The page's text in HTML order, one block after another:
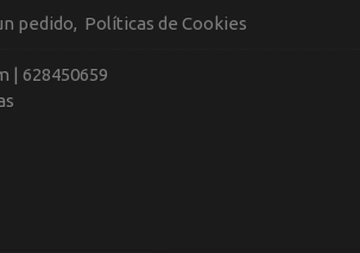
pedido Políticas de Cookies
| 628450659